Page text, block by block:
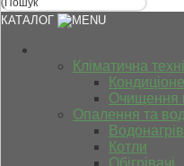
КАТАЛОГ
Кліматична
Очищення
Опалення та
Котли
Обігрівачі